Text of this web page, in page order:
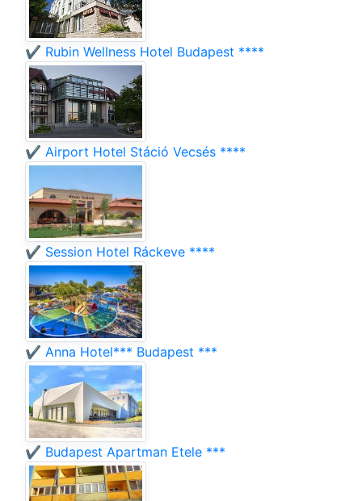
✔️ Rubin Wellness Hotel Budapest ****
✔️ Airport Hotel Stáció Vecsés ****
✔️ Session Hotel Ráckeve ****
✔️ Anna Hotel*** Budapest ***
✔️ Budapest Apartman Etele ***